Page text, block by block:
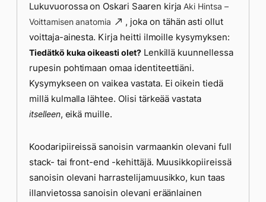
Lukuvuorossa on Oskari Saaren kirjaAki Hintsa –
Voittamisen anatomia
, joka on tähän asti ollut
voittaja-ainesta. Kirja heitti ilmoille kysymyksen:
Tiedätkö kuka oikeasti olet?Lenkillä kuunnellessa
rupesin pohtimaan omaa identiteettiäni.
Kysymykseen on vaikea vastata. Ei oikein tiedä
millä kulmalla lähtee. Olisi tärkeää vastata
itselleen, eikä muille.
Koodaripiireissä sanoisin varmaankin olevani full
stack- tai front-end -kehittäjä. Muusikkopiireissä
sanoisin olevani harrastelijamuusikko, kun taas
illanvietossa sanoisin olevani eräänlainen